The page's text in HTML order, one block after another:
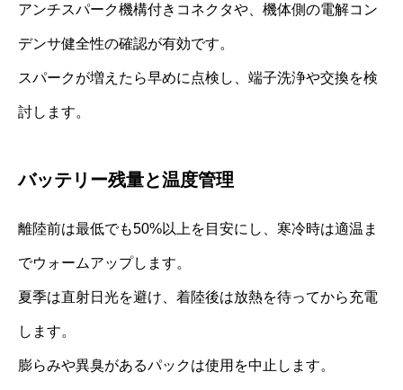
アンチスパーク機構付きコネクタや、機体側の電解コン
デンサ健全性の確認が有効です。
スパークが増えたら早めに点検し、端子洗浄や交換を検
討します。
バッテリー残量と温度管理
離陸前は最低でも50%以上を目安にし、寒冷時は適温ま
でウォームアップします。
夏季は直射日光を避け、着陸後は放熱を待ってから充電
します。
膨らみや異臭があるパックは使用を中止します。